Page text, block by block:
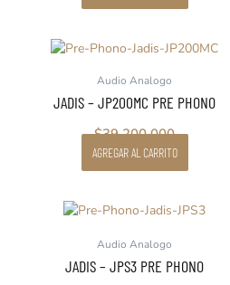
Audio Analogo
JADIS – JP200MC PRE PHONO
$39.200.000
AGREGAR AL CARRITO
Audio Analogo
JADIS – JPS3 PRE PHONO